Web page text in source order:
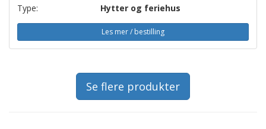
Type:
Hytter og feriehus
Les mer / bestilling
Se flere produkter